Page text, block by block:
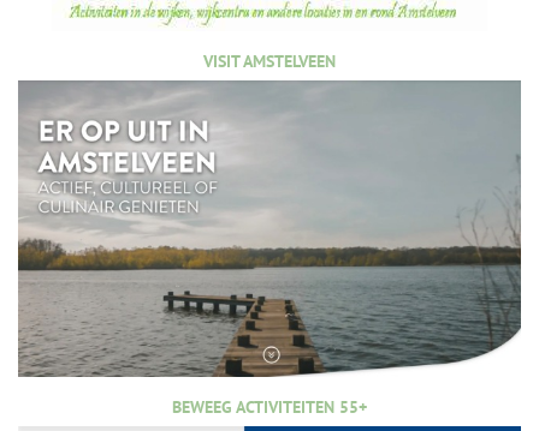
VISIT AMSTELVEEN
BEWEEG ACTIVITEITEN 55+